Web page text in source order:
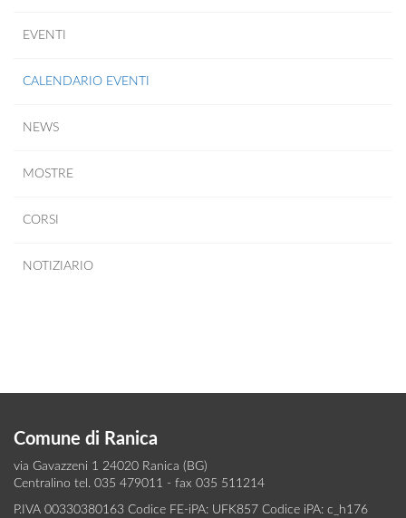
EVENTI
CALENDARIO EVENTI
NEWS
MOSTRE
CORSI
NOTIZIARIO
Comune di Ranica
via Gavazzeni 1 24020 Ranica (BG)
Centralino tel. 035 479011 - fax 035 511214
P.IVA 00330380163 Codice FE-iPA: UFK857 Codice iPA: c_h176